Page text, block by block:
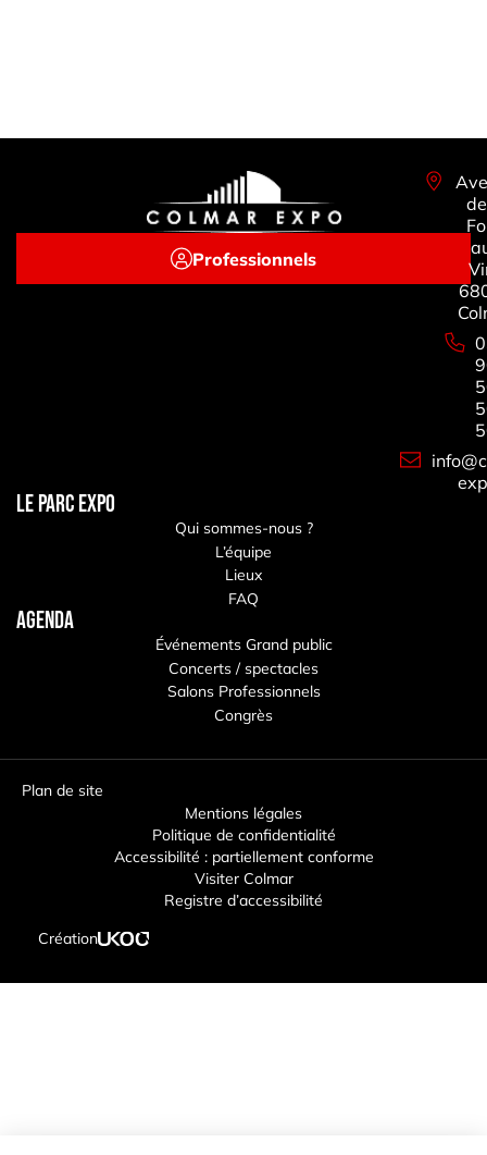
Professionnels
LE PARC EXPO
Qui sommes-nous ?
L’équipe
Lieux
FAQ
Agenda
Événements Grand public
Concerts / spectacles
Salons Professionnels
Congrès
Plan de site
Mentions légales
Politique de confidentialité
Accessibilité : partiellement conforme
Visiter Colmar
Registre d’accessibilité
Création